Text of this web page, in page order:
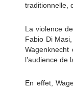
traditionnelle,
La violence
Fabio Di
l’audience de
En effet,